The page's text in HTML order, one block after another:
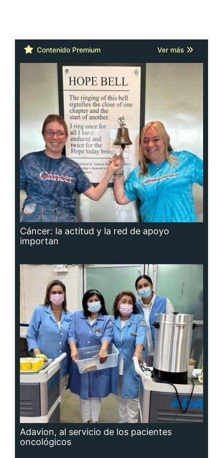
Contenido Premium Ver más
Cáncer: la actitud y la red de apoyo
importan
Adavion, al servicio de los pacientes
oncológicos